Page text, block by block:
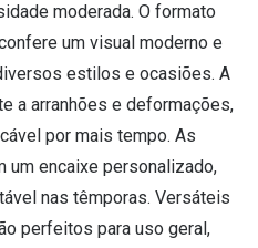
moderada. O formato
um visual moderno e
estilos e ocasiões. A
a arranhões e deformações,
por mais tempo. As
um encaixe personalizado,
nas têmporas. Versáteis
perfeitos para uso geral,